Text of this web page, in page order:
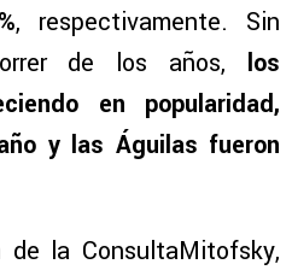
, respectivamente. Sin
de los años, los
en popularidad,
y las Águilas fueron
la ConsultaMitofsky,